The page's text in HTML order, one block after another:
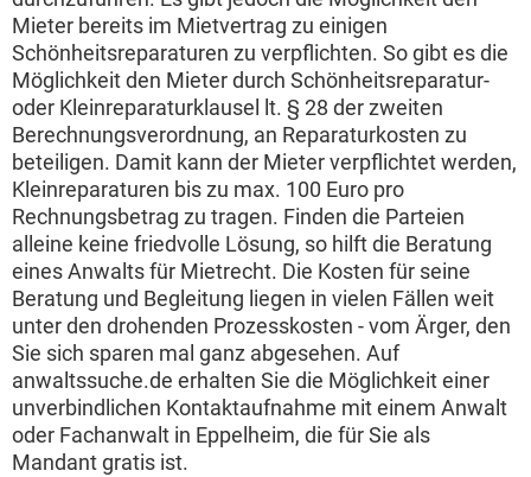
Mieter bereits im Mietvertrag zu einigen
Schönheitsreparaturen zu verpflichten. So gibt es die
Möglichkeit den Mieter durch Schönheitsreparatur-
oder Kleinreparaturklausel lt. § 28 der zweiten
Berechnungsverordnung, an Reparaturkosten zu
beteiligen. Damit kann der Mieter verpflichtet werden,
Kleinreparaturen bis zu max. 100 Euro pro
Rechnungsbetrag zu tragen. Finden die Parteien
alleine keine friedvolle Lösung, so hilft die Beratung
eines Anwalts für Mietrecht. Die Kosten für seine
Beratung und Begleitung liegen in vielen Fällen weit
unter den drohenden Prozesskosten - vom Ärger, den
Sie sich sparen mal ganz abgesehen. Auf
anwaltssuche.de erhalten Sie die Möglichkeit einer
unverbindlichen Kontaktaufnahme mit einem Anwalt
oder Fachanwalt in Eppelheim, die für Sie als
Mandant gratis ist.